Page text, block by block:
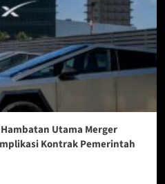
Utama Merger
Kontrak Pemerintah